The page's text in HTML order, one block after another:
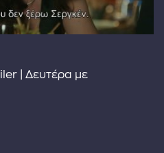
| Δευτέρα με